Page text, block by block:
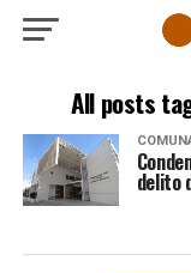
All posts
delito